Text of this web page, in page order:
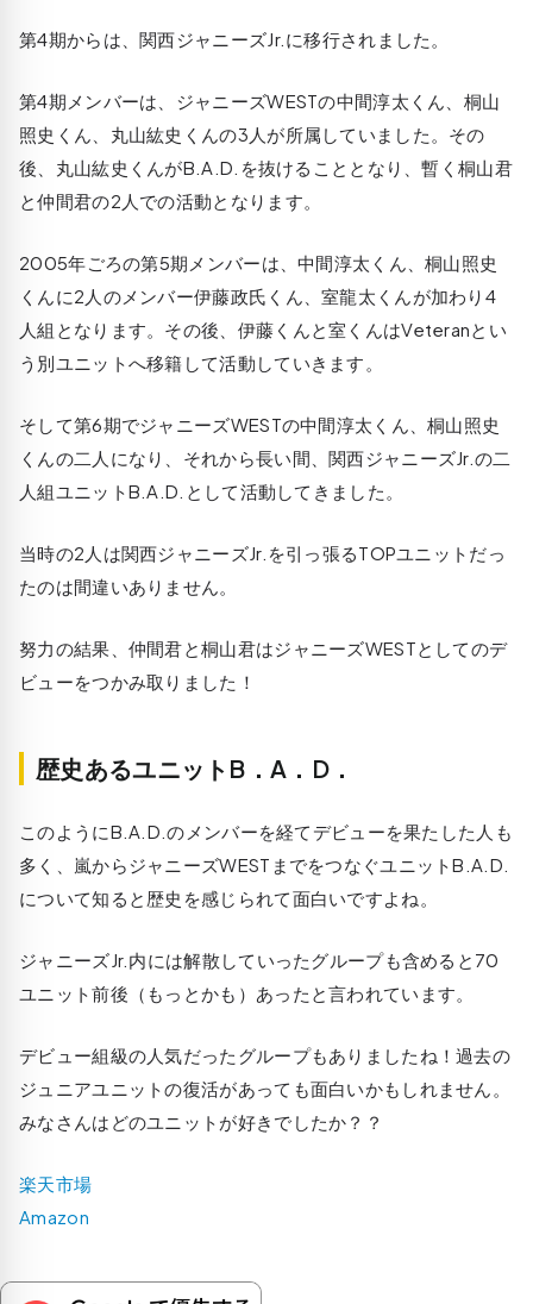
第4期からは、関西ジャニーズJr.に移行されました。
第4期メンバーは、ジャニーズWESTの中間淳太くん、桐山
照史くん、丸山紘史くんの3人が所属していました。その
後、丸山紘史くんがB.A.D.を抜けることとなり、暫く桐山君
と仲間君の2人での活動となります。
2005年ごろの第5期メンバーは、中間淳太くん、桐山照史
くんに2人のメンバー伊藤政氏くん、室龍太くんが加わり4
人組となります。その後、伊藤くんと室くんはVeteranとい
う別ユニットへ移籍して活動していきます。
そして第6期でジャニーズWESTの中間淳太くん、桐山照史
くんの二人になり、それから長い間、関西ジャニーズJr.の二
人組ユニットB.A.D.として活動してきました。
当時の2人は関西ジャニーズJr.を引っ張るTOPユニットだっ
たのは間違いありません。
努力の結果、仲間君と桐山君はジャニーズWESTとしてのデ
ビューをつかみ取りました！
歴史あるユニットB．A．D．
このようにB.A.D.のメンバーを経てデビューを果たした人も
多く、嵐からジャニーズWESTまでをつなぐユニットB.A.D.
について知ると歴史を感じられて面白いですよね。
ジャニーズJr.内には解散していったグループも含めると70
ユニット前後（もっとかも）あったと言われています。
デビュー組級の人気だったグループもありましたね！過去の
ジュニアユニットの復活があっても面白いかもしれません。
みなさんはどのユニットが好きでしたか？？
楽天市場
Amazon